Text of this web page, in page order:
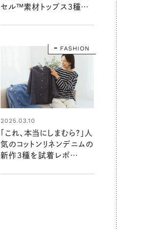
セル™素材トップス3種を
FASHION
2025.03.10
「これ、本当にしまむら？」人
気のコットンリネンデニムの
新作3種を試着レポ